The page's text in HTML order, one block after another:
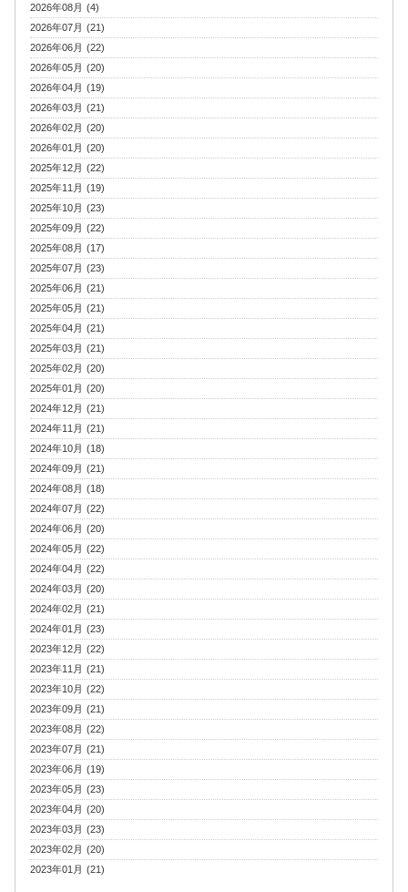
2026年08月 (4)
2026年07月 (21)
2026年06月 (22)
2026年05月 (20)
2026年04月 (19)
2026年03月 (21)
2026年02月 (20)
2026年01月 (20)
2025年12月 (22)
2025年11月 (19)
2025年10月 (23)
2025年09月 (22)
2025年08月 (17)
2025年07月 (23)
2025年06月 (21)
2025年05月 (21)
2025年04月 (21)
2025年03月 (21)
2025年02月 (20)
2025年01月 (20)
2024年12月 (21)
2024年11月 (21)
2024年10月 (18)
2024年09月 (21)
2024年08月 (18)
2024年07月 (22)
2024年06月 (20)
2024年05月 (22)
2024年04月 (22)
2024年03月 (20)
2024年02月 (21)
2024年01月 (23)
2023年12月 (22)
2023年11月 (21)
2023年10月 (22)
2023年09月 (21)
2023年08月 (22)
2023年07月 (21)
2023年06月 (19)
2023年05月 (23)
2023年04月 (20)
2023年03月 (23)
2023年02月 (20)
2023年01月 (21)